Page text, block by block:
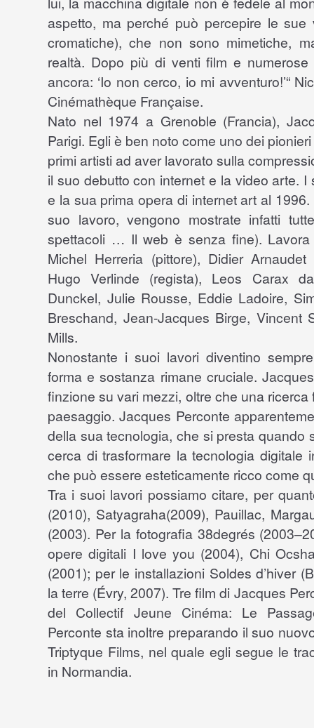
aspetto, ma perché può percepire le sue
cromatiche), che non sono mimetiche,
realtà. Dopo più di venti film e numerose
ancora: ‘Io non cerco, io mi avventuro!’“
Cinémathèque Française.
Nato nel 1974 a Grenoble (Francia),
Parigi. Egli è ben noto come uno dei pionieri
primi artisti ad aver lavorato sulla
il suo debutto con internet e la video arte.
e la sua prima opera di internet art al
suo lavoro, vengono mostrate infatti
spettacoli … Il web è senza fine).
Michel Herreria (pittore), Didier
Hugo Verlinde (regista), Leos Carax
Dunckel, Julie Rousse, Eddie Ladoire,
Breschand, Jean-Jacques Birge, Vincent
Mills.
Nonostante i suoi lavori diventino
forma e sostanza rimane cruciale.
finzione su vari mezzi, oltre che una
paesaggio. Jacques Perconte
della sua tecnologia, che si presta quando
cerca di trasformare la tecnologia digitale
che può essere esteticamente ricco come
Tra i suoi lavori possiamo citare, per
(2010), Satyagraha(2009), Pauillac,
(2003). Per la fotografia 38degrés
opere digitali I love you (2004), Chi
(2001); per le installazioni Soldes d’hiver
la terre (Évry, 2007). Tre film di Jacques
del Collectif Jeune Cinéma: Le
Perconte sta inoltre preparando il suo
Triptyque Films, nel quale egli segue le
in Normandia.